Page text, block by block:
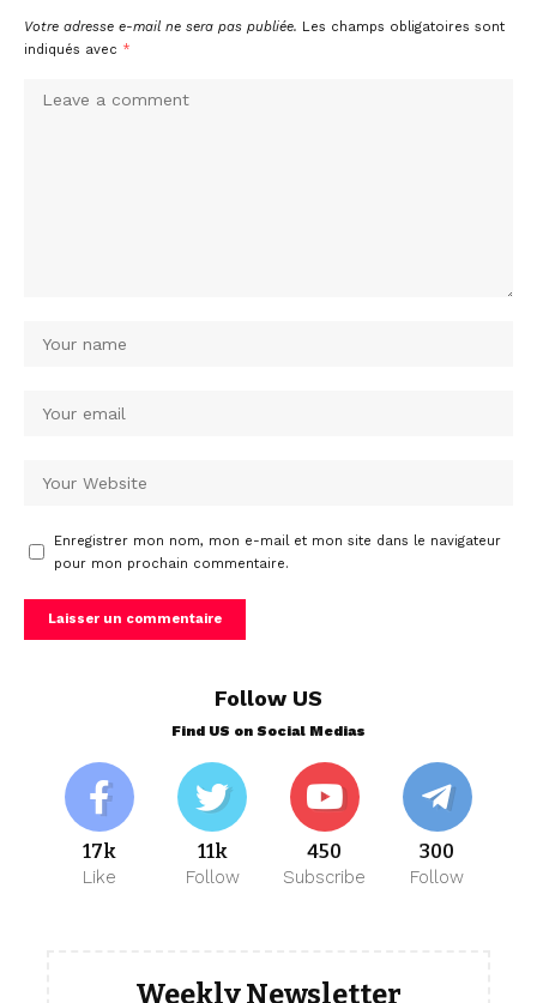
Votre adresse e-mail ne sera pas publiée. Les champs obligatoires sont
indiqués avec *
Enregistrer mon nom, mon e-mail et mon site dans le navigateur
pour mon prochain commentaire.
Follow US
Find US on Social Medias
17k
Like
11k
Follow
450
Subscribe
300
Follow
Weekly Newsletter